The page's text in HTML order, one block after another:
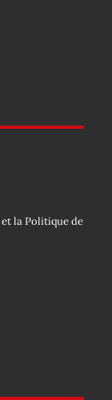
et laPolitique de